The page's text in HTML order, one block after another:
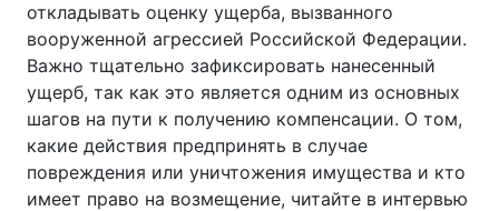
откладывать оценку ущерба, вызванного
вооруженной агрессией Российской Федерации.
Важно тщательно зафиксировать нанесенный
ущерб, так как это является одним из основных
шагов на пути к получению компенсации. О том,
какие действия предпринять в случае
повреждения или уничтожения имущества и кто
имеет право на возмещение, читайте в интервью